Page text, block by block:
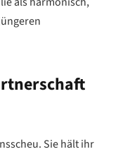
Sie hält ihr